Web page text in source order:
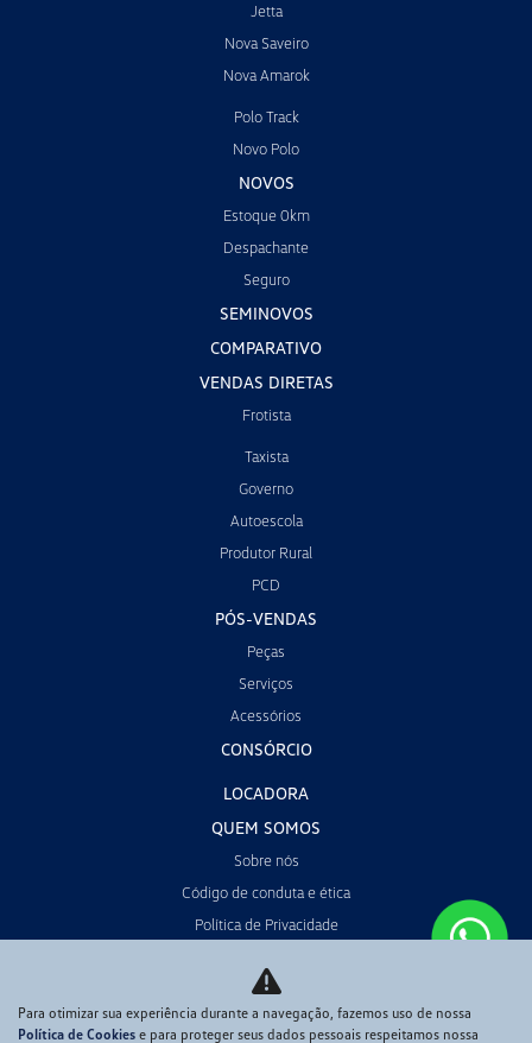
Jetta
Nova Saveiro
Nova Amarok
Polo Track
Novo Polo
NOVOS
Estoque 0km
Despachante
Seguro
SEMINOVOS
COMPARATIVO
VENDAS DIRETAS
Frotista
Taxista
Governo
Autoescola
Produtor Rural
PCD
PÓS-VENDAS
Peças
Serviços
Acessórios
CONSÓRCIO
LOCADORA
QUEM SOMOS
Sobre nós
Código de conduta e ética
Política de Privacidade
POLÍTICA DE COOKIES
Para otimizar sua experiência durante a navegação, fazemos uso de nossa
Política de Cookies e para proteger seus dados pessoais respeitamos nossa